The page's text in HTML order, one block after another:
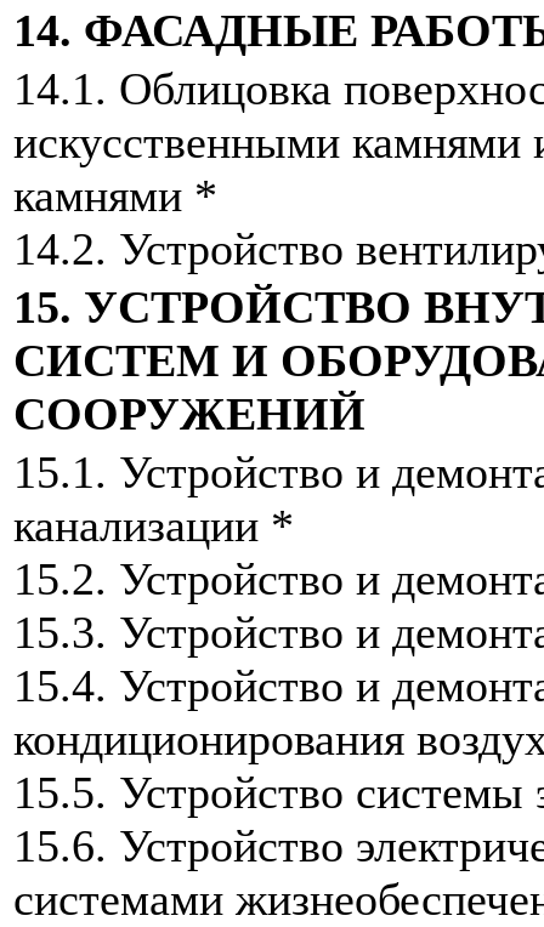
14. ФАСАДНЫЕ
14.1. Облицовка
искусственными
камнями *
14.2. Устройство
15. УСТРОЙСТВО
СИСТЕМ И
СООРУЖЕНИЙ
15.1. Устройство и
канализации *
15.2. Устройство и
15.3. Устройство и
15.4. Устройство и
кондиционирования
15.5. Устройство системы
15.6. Устройство
системами